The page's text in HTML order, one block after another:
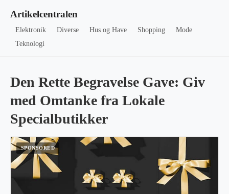
Artikelcentralen
Elektronik Diverse Hus og Have Shopping
Mode
Teknologi
Den Rette Begravelse Gave: Giv
med Omtanke fra Lokale
Specialbutikker